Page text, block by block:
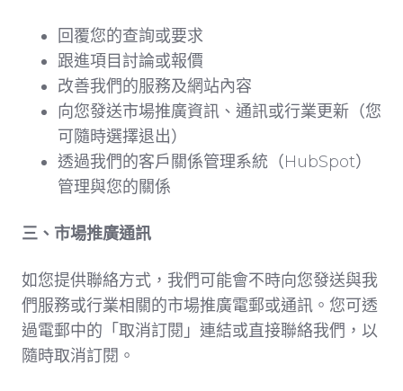
回覆您的查詢或要求
跟進項目討論或報價
改善我們的服務及網站內容
向您發送市場推廣資訊、通訊或行業更新（您
可隨時選擇退出）
透過我們的客戶關係管理系統（HubSpot）
管理與您的關係
三、市場推廣通訊
如您提供聯絡方式，我們可能會不時向您發送與我
們服務或行業相關的市場推廣電郵或通訊。您可透
過電郵中的「取消訂閱」連結或直接聯絡我們，以
隨時取消訂閱。